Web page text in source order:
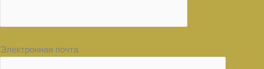
Электронная почта